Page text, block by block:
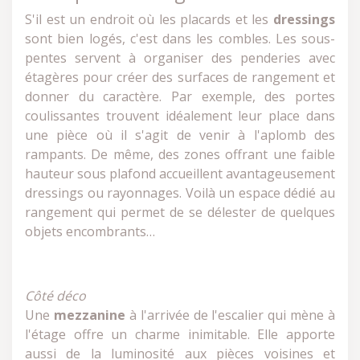
S'il est un endroit où les placards et les dressings
sont bien logés, c'est dans les combles. Les sous-
pentes servent à organiser des penderies avec
étagères pour créer des surfaces de rangement et
donner du caractère. Par exemple, des portes
coulissantes trouvent idéalement leur place dans
une pièce où il s'agit de venir à l'aplomb des
rampants. De même, des zones offrant une faible
hauteur sous plafond accueillent avantageusement
dressings ou rayonnages. Voilà un espace dédié au
rangement qui permet de se délester de quelques
objets encombrants…
Côté déco
Une mezzanine à l'arrivée de l'escalier qui mène à
l'étage offre un charme inimitable. Elle apporte
aussi de la luminosité aux pièces voisines et